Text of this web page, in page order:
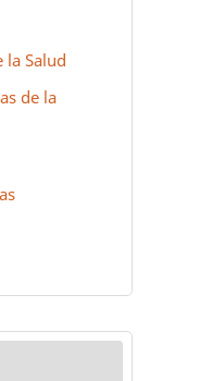
la Salud
de la